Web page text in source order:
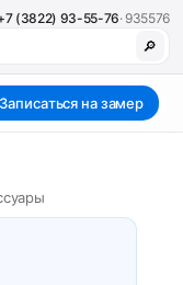
(3822) 93-55-76· 935576
🔎
Записаться на замер